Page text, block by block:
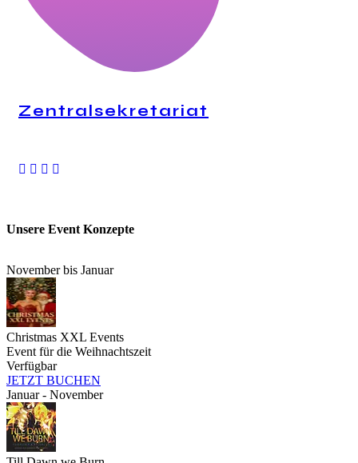
Zentralsekretariat
Unsere Event Konzepte
November bis Januar
Christmas XXL Events
Event für die Weihnachtszeit
Verfügbar
JETZT BUCHEN
Januar - November